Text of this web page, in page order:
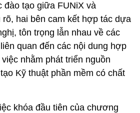
đào tạo giữa FUNiX và
rõ, hai bên cam kết hợp tác dựa
tôn trọng lẫn nhau về các
quan đến các nội dung hợp
nhằm phát triển nguồn
Kỹ thuật phần mềm có chất
khóa đầu tiên của chương